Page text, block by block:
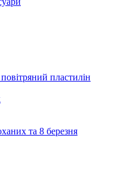
пластилін
та 8 березня